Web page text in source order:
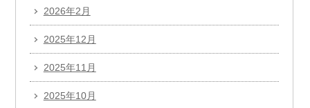
2026年2月
2025年12月
2025年11月
2025年10月